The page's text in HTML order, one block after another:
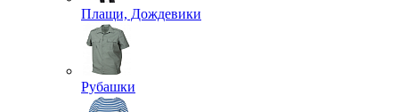
Плащи, Дождевики
Рубашки